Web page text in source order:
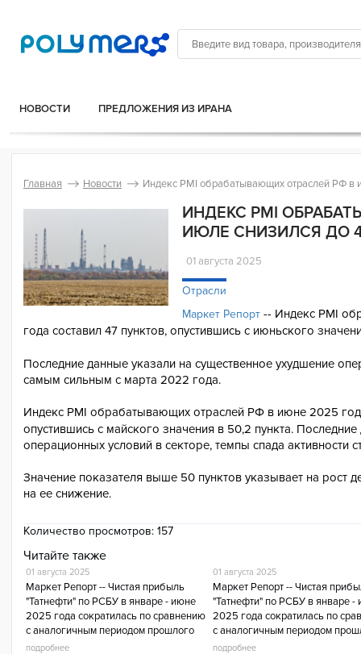
НОВОСТИ ПРЕДЛОЖЕНИЯ ИЗ ИРАНА
Главная Новости Индекс PMI обрабатывающих отраслей РФ в
ИНДЕКС PMI
ИЮЛЕ СНИЗИЛСЯ ДО
01 августа 2025
Отрасли
Маркет Репорт-- Индекс PMI
года составил 47 пунктов, опустившись с июньского
Последние данные указали на существенное ухудшение
самым сильным с марта 2022 года.
Индекс PMI обрабатывающих отраслей РФ в июне 2025
опустившись с майского значения в 50,2 пункта.
операционных условий в секторе, темпы спада
Значение показателя выше 50 пунктов указывает на рост
на ее снижение.
Количество просмотров: 157
Читайте также
01 августа 2025
Маркет Репорт -- Чистая прибыль
"Татнефти" по РСБУ в январе - июне
2025 года сократилась по сравнению
с аналогичным периодом прошлого
года в 1,8 раза, до 66,8 млрд рублей,
подробнее
01 августа 2025
Маркет Репорт -- Чистая
"Татнефти" по РСБУ в январе -
2025 года сократилась по
с аналогичным периодом
года в 1,8 раза, до 66,8 млрд
подробнее